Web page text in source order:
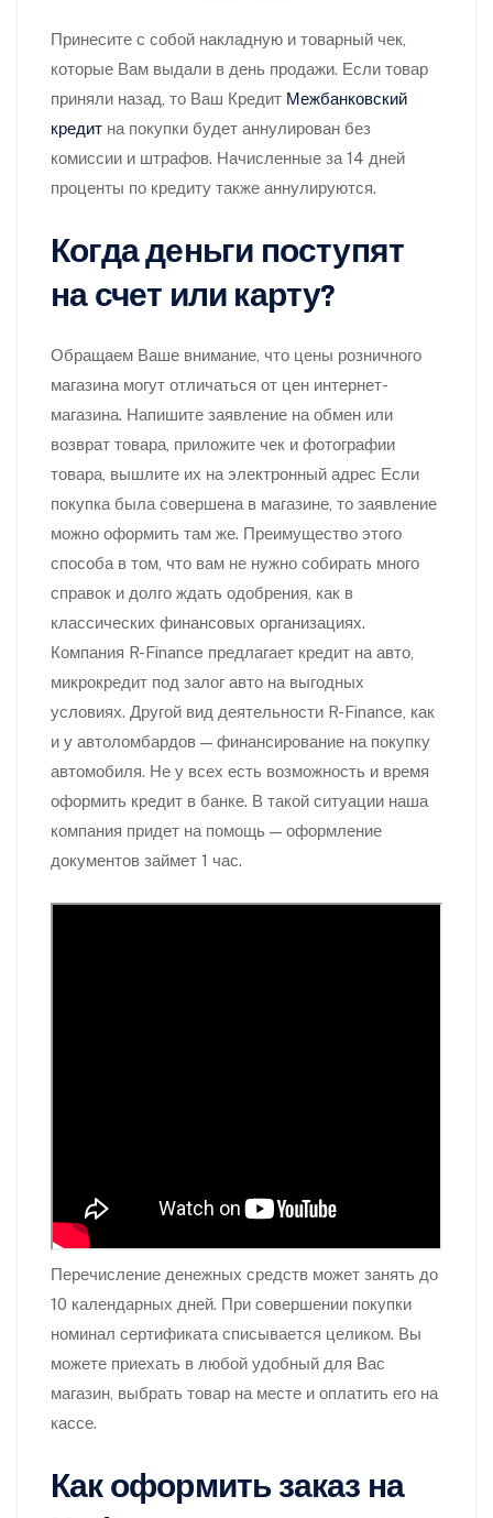
Принесите с собой накладную и товарный чек,
которые Вам выдали в день продажи. Если товар
приняли назад, то Ваш Кредит Межбанковский
кредит на покупки будет аннулирован без
комиссии и штрафов. Начисленные за 14 дней
проценты по кредиту также аннулируются.
Когда деньги поступят
на счет или карту?
Обращаем Ваше внимание, что цены розничного
магазина могут отличаться от цен интернет-
магазина. Напишите заявление на обмен или
возврат товара, приложите чек и фотографии
товара, вышлите их на электронный адрес Если
покупка была совершена в магазине, то заявление
можно оформить там же. Преимущество этого
способа в том, что вам не нужно собирать много
справок и долго ждать одобрения, как в
классических финансовых организациях.
Компания R-Finance предлагает кредит на авто,
микрокредит под залог авто на выгодных
условиях. Другой вид деятельности R-Finance, как
и у автоломбардов — финансирование на покупку
автомобиля. Не у всех есть возможность и время
оформить кредит в банке. В такой ситуации наша
компания придет на помощь — оформление
документов займет 1 час.
Перечисление денежных средств может занять до
10 календарных дней. При совершении покупки
номинал сертификата списывается целиком. Вы
можете приехать в любой удобный для Вас
магазин, выбрать товар на месте и оплатить его на
кассе.
Как оформить заказ на